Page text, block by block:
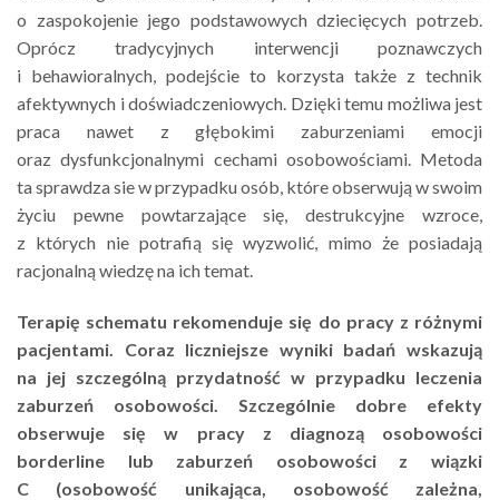
o zaspokojenie jego podstawowych dziecięcych potrzeb.
Oprócz tradycyjnych interwencji poznawczych
i behawioralnych, podejście to korzysta także z technik
afektywnych i doświadczeniowych. Dzięki temu możliwa jest
praca nawet z głębokimi zaburzeniami emocji
oraz dysfunkcjonalnymi cechami osobowościami. Metoda
ta sprawdza sie w przypadku osób, które obserwują w swoim
życiu pewne powtarzające się, destrukcyjne wzroce,
z których nie potrafią się wyzwolić, mimo że posiadają
racjonalną wiedzę na ich temat.
Terapię schematu rekomenduje się do pracy z różnymi
pacjentami. Coraz liczniejsze wyniki badań wskazują
na jej szczególną przydatność w przypadku leczenia
zaburzeń osobowości. Szczególnie dobre efekty
obserwuje się w pracy z diagnozą osobowości
borderline lub zaburzeń osobowości z wiązki
C (osobowość unikająca, osobowość zależna,